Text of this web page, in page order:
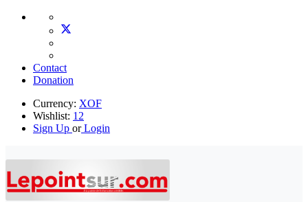
Contact
Donation
Currency: XOF
Wishlist: 12
Sign Up orLogin